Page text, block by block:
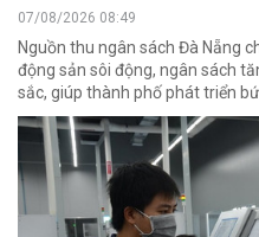
07/08/2026 08:49
Nguồn thu ngân sách Đà Nẵng
động sản sôi động, ngân sách
sắc, giúp thành phố phát triển